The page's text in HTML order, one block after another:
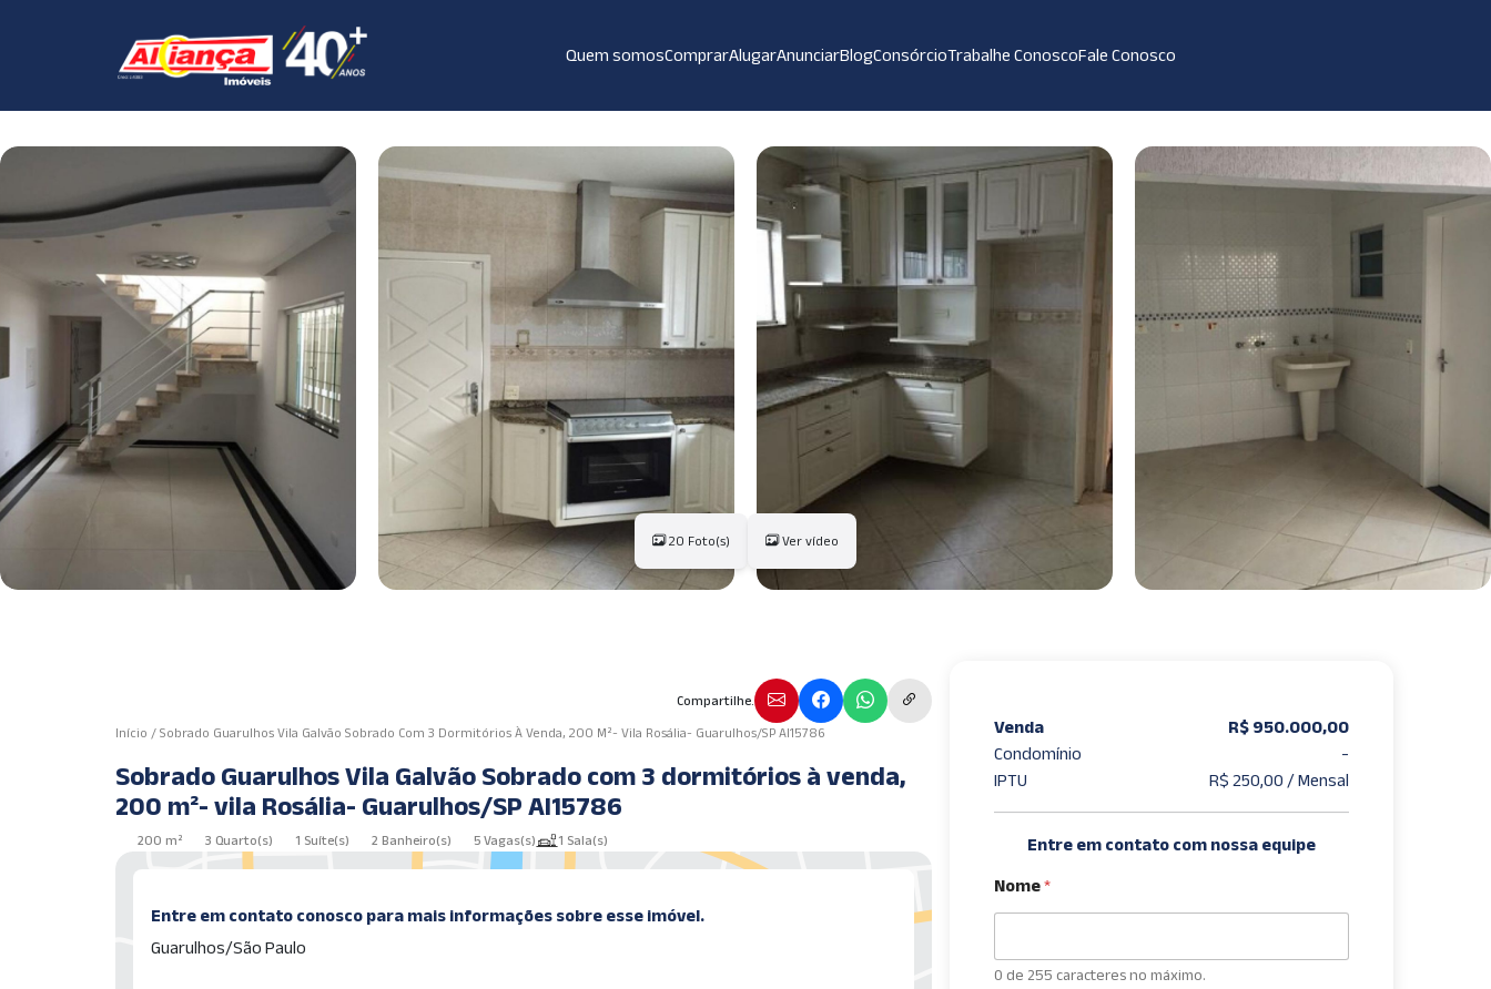
Quem somosComprarAlugarAnunciarBlogConsórcioTrabalhe ConoscoFale Conosco
20 Foto(s) Ver vídeo
Compartilhe.
Início / Sobrado Guarulhos Vila Galvão Sobrado Com 3 Dormitórios À Venda, 200 M²- Vila Rosália- Guarulhos/SP AI15786
Sobrado Guarulhos Vila Galvão Sobrado com 3 dormitórios à venda,
200 m²- vila Rosália- Guarulhos/SP AI15786
200 m² 3 Quarto(s) 1 Suíte(s) 2 Banheiro(s) 5 Vagas(s) 1 Sala(s)
Entre em contato conosco para mais informações sobre esse imóvel.
Guarulhos/São Paulo
Venda
R$ 950.000,00
Condomínio
-
IPTU
R$ 250,00 / Mensal
Entre em contato com nossa equipe
Nome*
0 de 255 caracteres no máximo.